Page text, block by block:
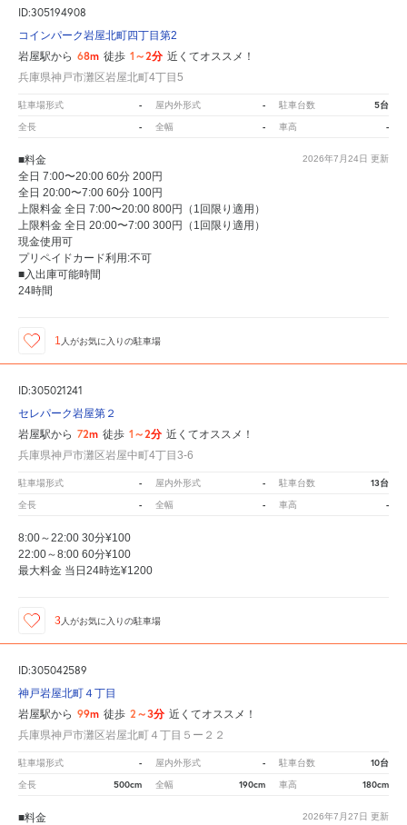
ID:305194908
コインパーク岩屋北町四丁目第2
岩屋駅から 68m 徒歩 1～2分 近くてオススメ！
兵庫県神戸市灘区岩屋北町4丁目5
駐車場形式 - 屋内外形式 - 駐車台数 5台
全長 - 全幅 - 車高 -
2026年7月24日 更新
■料金
全日 7:00〜20:00 60分 200円
全日 20:00〜7:00 60分 100円
上限料金 全日 7:00〜20:00 800円（1回限り適用）
上限料金 全日 20:00〜7:00 300円（1回限り適用）
現金使用可
プリペイドカード利用:不可
■入出庫可能時間
24時間
1 人がお気に入りの駐車場
ID:305021241
セレパーク岩屋第２
岩屋駅から 72m 徒歩 1～2分 近くてオススメ！
兵庫県神戸市灘区岩屋中町4丁目3-6
駐車場形式 - 屋内外形式 - 駐車台数 13台
全長 - 全幅 - 車高 -
8:00～22:00 30分¥100
22:00～8:00 60分¥100
最大料金 当日24時迄¥1200
3 人がお気に入りの駐車場
ID:305042589
神戸岩屋北町４丁目
岩屋駅から 99m 徒歩 2～3分 近くてオススメ！
兵庫県神戸市灘区岩屋北町４丁目５ー２２
駐車場形式 - 屋内外形式 - 駐車台数 10台
全長 500cm 全幅 190cm 車高 180cm
2026年7月27日 更新
■料金